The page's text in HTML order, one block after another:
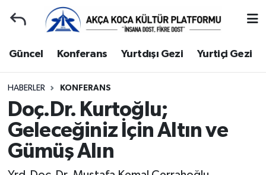
Güncel Konferans Yurtdışı Gezi Yurtiçi Gezi
HABERLER KONFERANS
Doç.Dr. Kurtoğlu;
Geleceğiniz İçin Altın ve
Gümüş Alın
Gençlerle Başbaşa
Güncel
Konferans
Kocaeli Hava Durumu
Kocaeli Namaz Vakitleri
Kocaeli Trafik Yoğunluk Haritası